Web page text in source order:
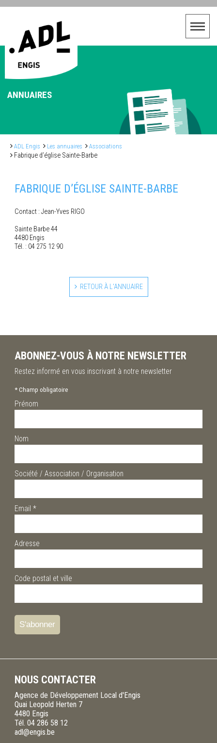
ANNUAIRES
ADL Engis Les annuaires Associations
Fabrique d’église Sainte-Barbe
FABRIQUE D’ÉGLISE SAINTE-BARBE
Contact : Jean-Yves RIGO
Sainte Barbe 44
4480 Engis
Tél. : 04 275 12 90
RETOUR À L'ANNUAIRE
ABONNEZ-VOUS À NOTRE NEWSLETTER
Restez informé en vous inscrivant à notre newsletter
*Champ obligatoire
Prénom
Nom
Société / Association / Organisation
Email *
Adresse
Code postal et ville
NOUS CONTACTER
Agence de Développement Local d'Engis
Quai Leopold Herten 7
4480 Engis
Tél. 04 286 58 12
adl@engis.be